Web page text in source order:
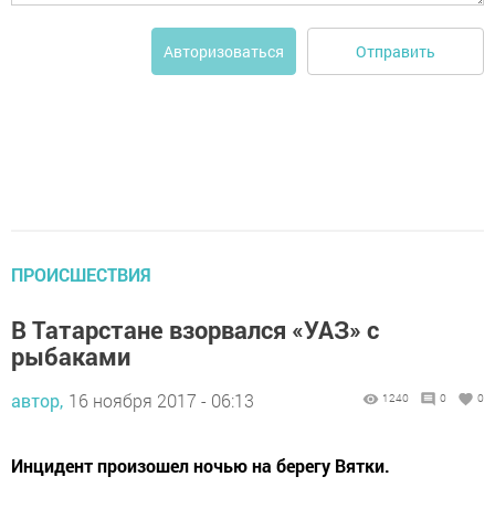
Авторизоваться Отправить
ПРОИСШЕСТВИЯ
В Татарстане взорвался «УАЗ» с
рыбаками
автор, 16 ноября 2017 - 06:13 1240 0 0
Инцидент произошел ночью на берегу Вятки.